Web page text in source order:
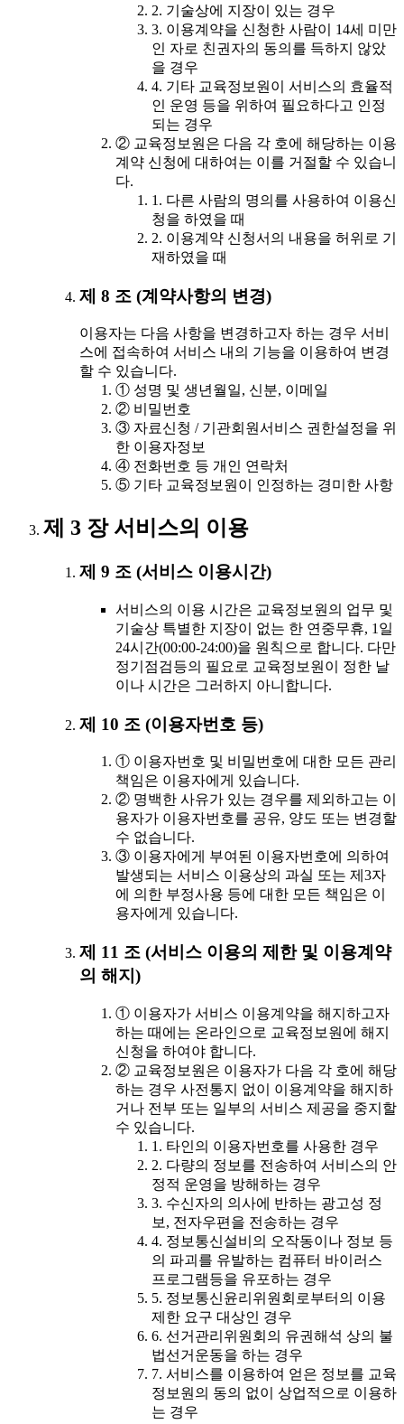
2. 기술상에 지장이 있는 경우
3. 이용계약을 신청한 사람이 14세 미만
인 자로 친권자의 동의를 득하지 않았
을 경우
4. 기타 교육정보원이 서비스의 효율적
인 운영 등을 위하여 필요하다고 인정
되는 경우
② 교육정보원은 다음 각 호에 해당하는 이용
계약 신청에 대하여는 이를 거절할 수 있습니
다.
1. 다른 사람의 명의를 사용하여 이용신
청을 하였을 때
2. 이용계약 신청서의 내용을 허위로 기
재하였을 때
제 8 조 (계약사항의 변경)
이용자는 다음 사항을 변경하고자 하는 경우 서비
스에 접속하여 서비스 내의 기능을 이용하여 변경
할 수 있습니다.
① 성명 및 생년월일, 신분, 이메일
② 비밀번호
③ 자료신청 / 기관회원서비스 권한설정을 위
한 이용자정보
④ 전화번호 등 개인 연락처
⑤ 기타 교육정보원이 인정하는 경미한 사항
제 3 장 서비스의 이용
제 9 조 (서비스 이용시간)
서비스의 이용 시간은 교육정보원의 업무 및
기술상 특별한 지장이 없는 한 연중무휴, 1일
24시간(00:00-24:00)을 원칙으로 합니다. 다만
정기점검등의 필요로 교육정보원이 정한 날
이나 시간은 그러하지 아니합니다.
제 10 조 (이용자번호 등)
① 이용자번호 및 비밀번호에 대한 모든 관리
책임은 이용자에게 있습니다.
② 명백한 사유가 있는 경우를 제외하고는 이
용자가 이용자번호를 공유, 양도 또는 변경할
수 없습니다.
③ 이용자에게 부여된 이용자번호에 의하여
발생되는 서비스 이용상의 과실 또는 제3자
에 의한 부정사용 등에 대한 모든 책임은 이
용자에게 있습니다.
제 11 조 (서비스 이용의 제한 및 이용계약
의 해지)
① 이용자가 서비스 이용계약을 해지하고자
하는 때에는 온라인으로 교육정보원에 해지
신청을 하여야 합니다.
② 교육정보원은 이용자가 다음 각 호에 해당
하는 경우 사전통지 없이 이용계약을 해지하
거나 전부 또는 일부의 서비스 제공을 중지할
수 있습니다.
1. 타인의 이용자번호를 사용한 경우
2. 다량의 정보를 전송하여 서비스의 안
정적 운영을 방해하는 경우
3. 수신자의 의사에 반하는 광고성 정
보, 전자우편을 전송하는 경우
4. 정보통신설비의 오작동이나 정보 등
의 파괴를 유발하는 컴퓨터 바이러스
프로그램등을 유포하는 경우
5. 정보통신윤리위원회로부터의 이용
제한 요구 대상인 경우
6. 선거관리위원회의 유권해석 상의 불
법선거운동을 하는 경우
7. 서비스를 이용하여 얻은 정보를 교육
정보원의 동의 없이 상업적으로 이용하
는 경우